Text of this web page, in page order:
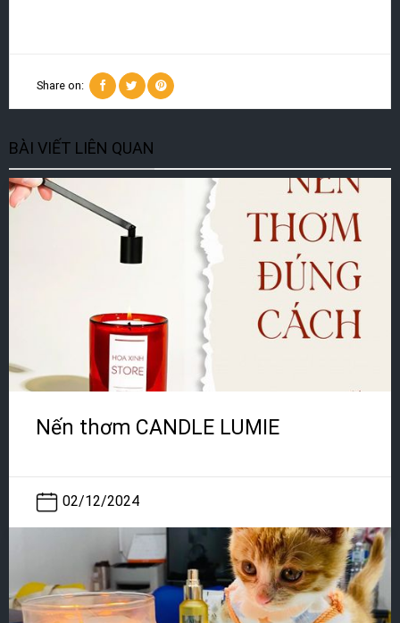
Share on:
BÀI VIẾT LIÊN QUAN
Nến thơm CANDLE LUMIE
02/12/2024